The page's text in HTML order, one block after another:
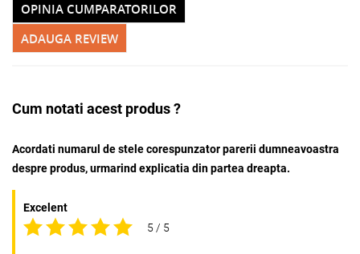
ADAUGA REVIEW
OPINIA CUMPARATORILOR
Cum notati acest produs ?
Acordati numarul de stele corespunzator parerii dumneavoastra
despre produs, urmarind explicatia din partea dreapta.
Excelent
5 / 5